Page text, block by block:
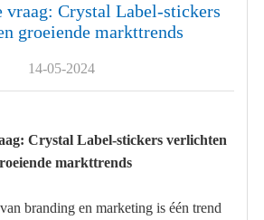
vraag: Crystal Label-stickers
groeiende markttrends
14-05-2024
Crystal Label-stickers verlichten
markttrends
branding en marketing is één trend